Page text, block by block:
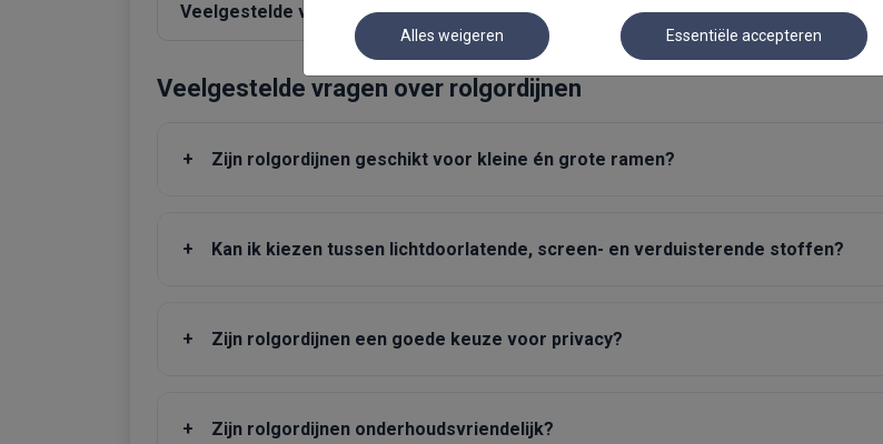
Alles weigeren Essentiële accepteren
Veelgestelde vragen Waarom kiezen? Stoffen en kleuren
Veelgestelde vragen over rolgordijnen
+ Zijn rolgordijnen geschikt voor kleine én grote ramen?
+ Kan ik kiezen tussen lichtdoorlatende, screen- en verduisterende stoffen?
+ Zijn rolgordijnen een goede keuze voor privacy?
+ Zijn rolgordijnen onderhoudsvriendelijk?